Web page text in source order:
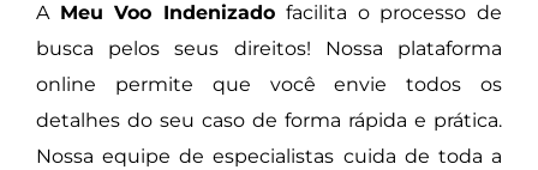
A Meu Voo Indenizado facilita o processo de
busca pelos seus direitos! Nossa plataforma
online permite que você envie todos os
detalhes do seu caso de forma rápida e prática.
Nossa equipe de especialistas cuida de toda a